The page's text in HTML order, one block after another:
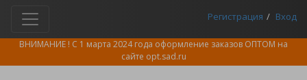
Регистрация Вход
ВНИМАНИЕ ! С 1 марта 2024 года оформление заказов ОПТОМ на
сайте opt.sad.ru